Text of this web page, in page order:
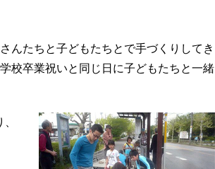
んたちと子どもたちとで手づくりしてき
校卒業祝いと同じ日に子どもたちと一緒